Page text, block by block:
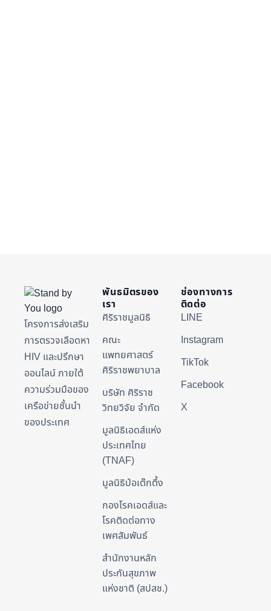
โครงการส่งเสริม
การตรวจเลือดหา
HIV และปรึกษา
ออนไลน์ ภายใต้
ความร่วมมือของ
เครือข่ายชั้นนำ
ของประเทศ
พันธมิตรของ
เรา
ศิริราชมูลนิธิ
คณะ
แพทยศาสตร์
ศิริราชพยาบาล
บริษัท ศิริราช
วิทยวิจัย จำกัด
มูลนิธิเอดส์แห่ง
ประเทศไทย
(TNAF)
มูลนิธิป่อเต๊กตึ้ง
กองโรคเอดส์และ
โรคติดต่อทาง
เพศสัมพันธ์
สำนักงานหลัก
ประกันสุขภาพ
แห่งชาติ (สปสช.)
ช่องทางการ
ติดต่อ
LINE
Instagram
TikTok
Facebook
X